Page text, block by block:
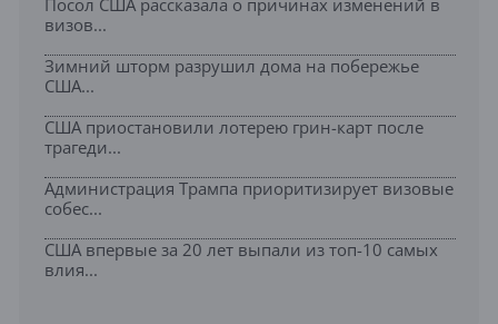
визов...
Зимний шторм разрушил дома на побережье
США...
США приостановили лотерею грин-карт после
трагеди...
Администрация Трампа приоритизирует визовые
собес...
США впервые за 20 лет выпали из топ-10 самых
влия...